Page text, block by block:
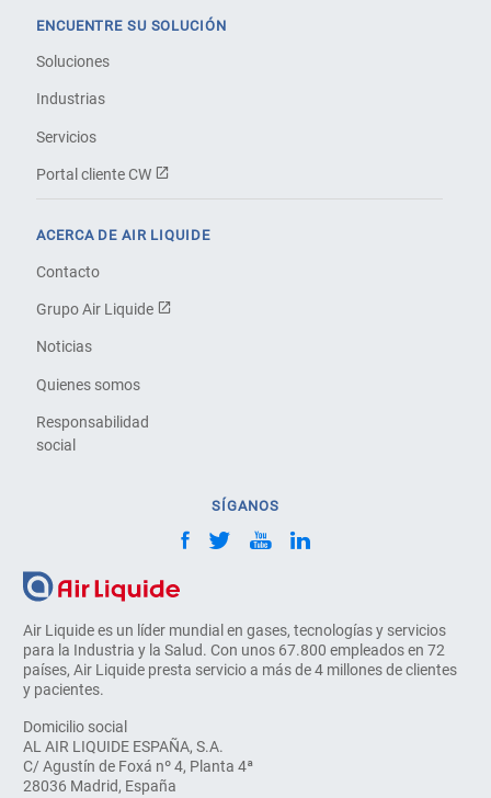
Air Liquide es un líder mundial en gases, tecnologías y servicios
para la Industria y la Salud. Con unos 67.800 empleados en 72
países, Air Liquide presta servicio a más de 4 millones de clientes
y pacientes.
Domicilio social
AL AIR LIQUIDE ESPAÑA, S.A.
C/ Agustín de Foxá nº 4, Planta 4ª
28036 Madrid, España
ENCUENTRE SU SOLUCIÓN
Soluciones
Industrias
Servicios
Portal cliente CW
ACERCA DE AIR LIQUIDE
Contacto
Grupo Air Liquide
Noticias
Quienes somos
Responsabilidad
social
SÍGANOS